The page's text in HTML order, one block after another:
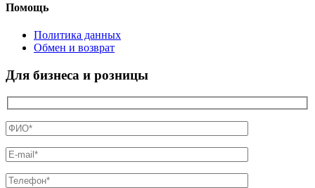
Помощь
Политика данных
Обмен и возврат
Для бизнеса и розницы